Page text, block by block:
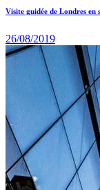
Visite guidée de Londres en
26/08/2019